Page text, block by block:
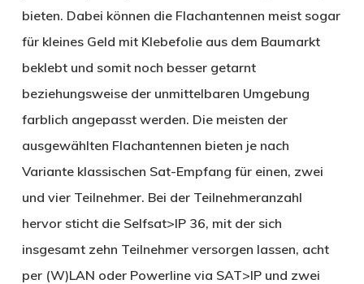
bieten. Dabei können die Flachantennen meist sogar
für kleines Geld mit Klebefolie aus dem Baumarkt
beklebt und somit noch besser getarnt
beziehungsweise der unmittelbaren Umgebung
farblich angepasst werden. Die meisten der
ausgewählten Flachantennen bieten je nach
Variante klassischen Sat-Empfang für einen, zwei
und vier Teilnehmer. Bei der Teilnehmeranzahl
hervor sticht die Selfsat>IP 36, mit der sich
insgesamt zehn Teilnehmer versorgen lassen, acht
per (W)LAN oder Powerline via SAT>IP und zwei